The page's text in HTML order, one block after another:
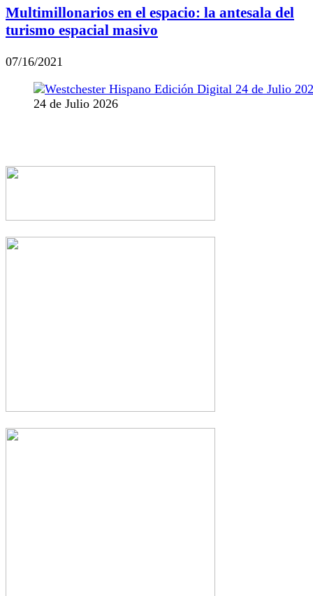
Multimillonarios en el espacio: la antesala del
turismo espacial masivo
07/16/2021
24 de Julio 2026